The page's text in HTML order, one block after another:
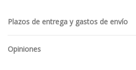
Plazos de entrega y gastos de envío
Opiniones